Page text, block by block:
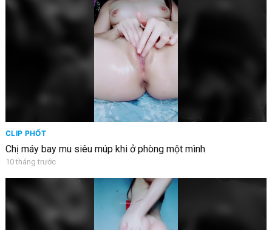
CLIP PHỐT
Chị máy bay mu siêu múp khi ở phòng một mình
10 tháng trước